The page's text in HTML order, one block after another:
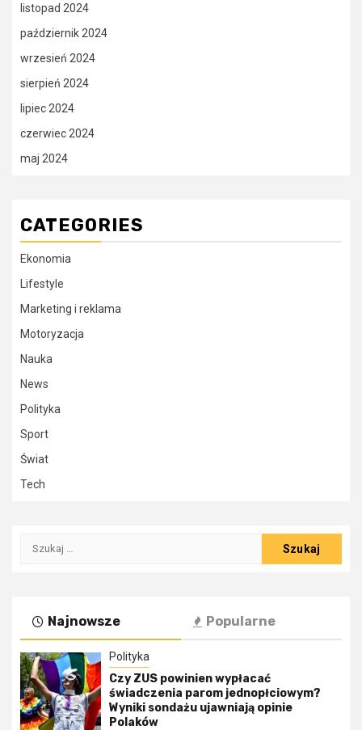
listopad 2024
październik 2024
wrzesień 2024
sierpień 2024
lipiec 2024
czerwiec 2024
maj 2024
CATEGORIES
Ekonomia
Lifestyle
Marketing i reklama
Motoryzacja
Nauka
News
Polityka
Sport
Świat
Tech
Szukaj:
Najnowsze Popularne
Polityka
Czy ZUS powinien wypłacać
świadczenia parom jednopłciowym?
Wyniki sondażu ujawniają opinie
Polaków